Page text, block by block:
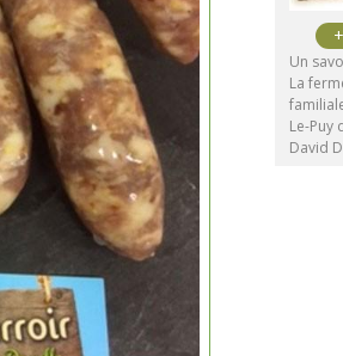
Un
La
Le-Puy
David